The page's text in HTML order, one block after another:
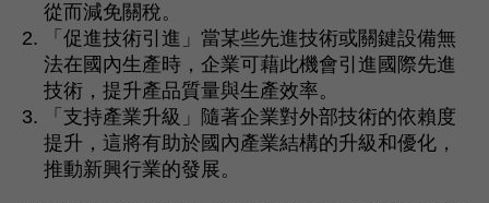
從而減免關稅。
「促進技術引進」當某些先進技術或關鍵設備無
法在國內生產時，企業可藉此機會引進國際先進
技術，提升產品質量與生產效率。
「支持產業升級」隨著企業對外部技術的依賴度
提升，這將有助於國內產業結構的升級和優化，
推動新興行業的發展。